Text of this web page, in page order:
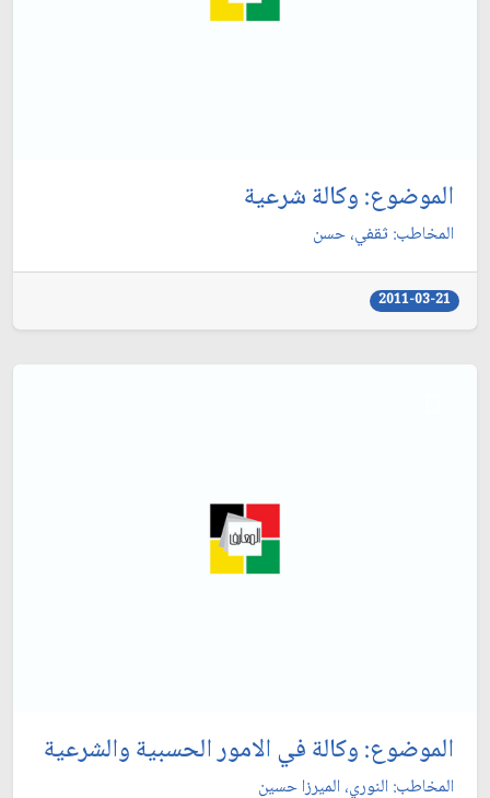
الموضوع: وكالة شرعية
المخاطب: ثقفي، حسن‏
2011-03-21
الموضوع: وكالة في الامور الحسبية والشرعية
المخاطب: النوري، الميرزا حسين‏